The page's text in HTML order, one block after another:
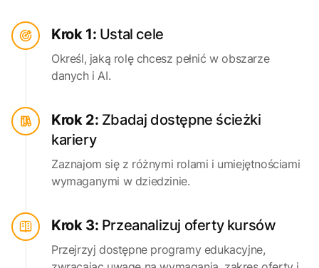
Krok 1: Ustal cele
Określ, jaką rolę chcesz pełnić w obszarze
danych i AI.
Krok 2: Zbadaj dostępne ścieżki
kariery
Zaznajom się z różnymi rolami i umiejętnościami
wymaganymi w dziedzinie.
Krok 3: Przeanalizuj oferty kursów
Przejrzyj dostępne programy edukacyjne,